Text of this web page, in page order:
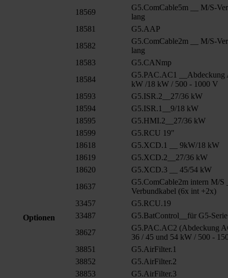
Optionen
18569
G5.ComCable5m __ M/S-
lang
18581
G5.AAP
18582
G5.ComCable2m __ M/S-
lang
18583
G5.CANmp
18584
G5.PAC.AC1 __Abdeckung
kW /18 kW / 500 - 1000 V
18593
G5.ISR.2__27/36 kW
18594
G5.ISR.1__9/18 kW
18595
G5.HMI.2__27/36 kW
18599
G5.RCU 19"
18618
G5.XCD.1 __ 9kW/18 kW
18619
G5.XCD.2__27/36 kW
18620
G5.XCD.3 __ 45/54 kW
18637
G5.ComCable2m intern M/S
Verbundkabel (6x int +2x)
33457
G5.RCU.19
33487
G5.BatControl__für G5-Serie
38627
G5.PAC.AC2 (Abdeckung
36 / 45 und 54 kW / 500 -
38851
G5.AirFilter.1
38852
G5.AirFilter.2
38853
G5.AirFilter.3